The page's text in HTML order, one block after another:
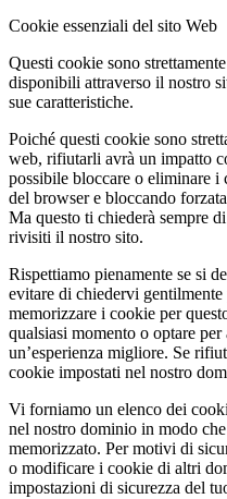
Cookie essenziali del sito Web
Questi cookie sono
disponibili attraverso il nostro
sue caratteristiche.
Poiché questi cookie sono
web, rifiutarli avrà un impatto
possibile bloccare o eliminare
del browser e bloccando
Ma questo ti chiederà sempre
rivisiti il nostro sito.
Rispettiamo pienamente se si
evitare di chiedervi
memorizzare i cookie per
qualsiasi momento o optare
un’esperienza migliore. Se
cookie impostati nel nostro
Vi forniamo un elenco dei
nel nostro dominio in modo
memorizzato. Per motivi di
o modificare i cookie di altri
impostazioni di sicurezza del